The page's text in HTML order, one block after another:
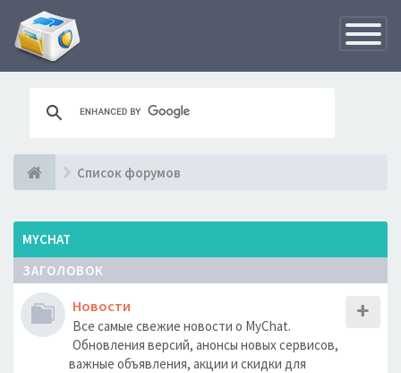
Список форумов
MYCHAT
ЗАГОЛОВОК
Новости
Все самые свежие новости о MyChat.
Обновления версий, анонсы новых сервисов,
важные объявления, акции и скидки для